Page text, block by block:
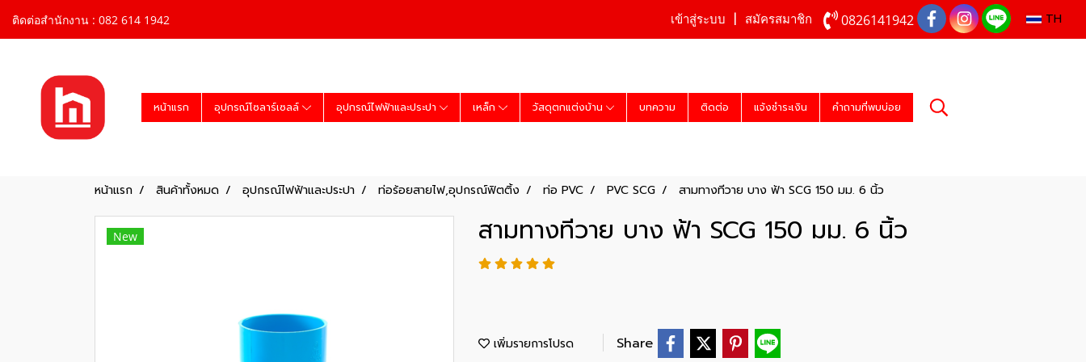
ติดต่อสำนักงาน : 082 614 1942 เข้าสู่ระบบ สมัครสมาชิก 0826141942 TH
หน้าแรก อุปกรณ์โซลาร์เซลล์ อุปกรณ์ไฟฟ้าและประปา เหล็ก วัสดุตกแต่งบ้าน บทความ ติดต่อ แจ้งชำระเงิน คำถามที่พบบ่อย
หน้าแรก สินค้าทั้งหมด อุปกรณ์ไฟฟ้าและประปา ท่อร้อยสายไฟ,อุปกรณ์ฟิตติ้ง ท่อ PVC PVC SCG สามทางทีวาย บาง ฟ้า SCG 150 มม. 6 นิ้ว
New สามทางทีวาย บาง ฟ้า SCG 150 มม. 6 นิ้ว
เพิ่มรายการโปรด Share